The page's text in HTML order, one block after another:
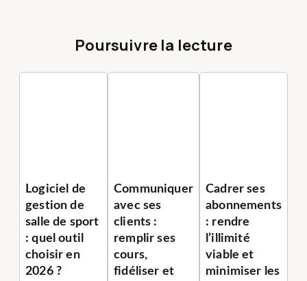
Poursuivre la lecture
Logiciel de
gestion de
salle de sport
: quel outil
choisir en
2026 ?
Communiquer
avec ses
clients :
remplir ses
cours,
fidéliser et
Cadrer ses
abonnements
: rendre
l’illimité
viable et
minimiser les